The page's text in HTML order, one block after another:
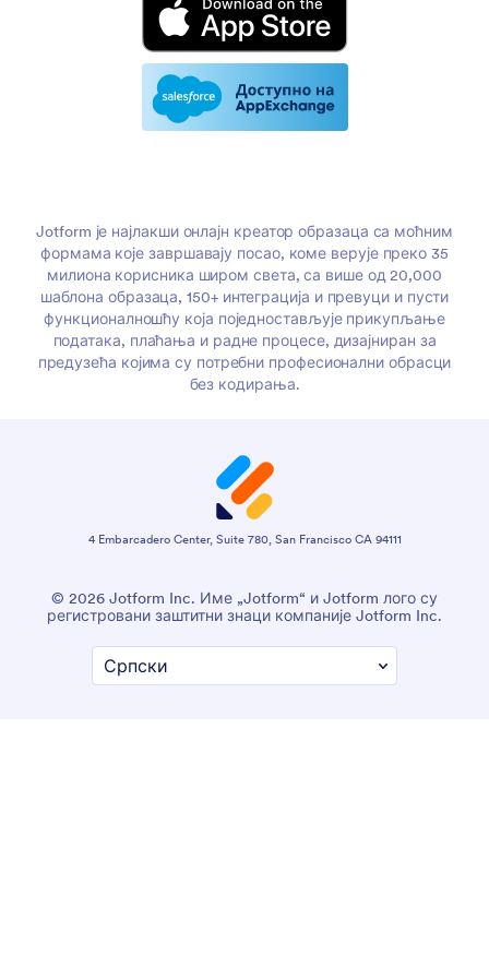
Jotform је најлакши онлајн креатор образаца са моћним
формама које завршавају посао, коме верује преко 35
милиона корисника широм света, са више од 20,000
шаблона образаца, 150+ интеграција и превуци и пусти
функционалношћу која поједностављује прикупљање
података, плаћања и радне процесе, дизајниран за
предузећа којима су потребни професионални обрасци
без кодирања.
4 Embarcadero Center, Suite 780, San Francisco CA 94111
© 2026 Jotform Inc. Име „Jotform“ и Jotform лого су
регистровани заштитни знаци компаније Jotform Inc.